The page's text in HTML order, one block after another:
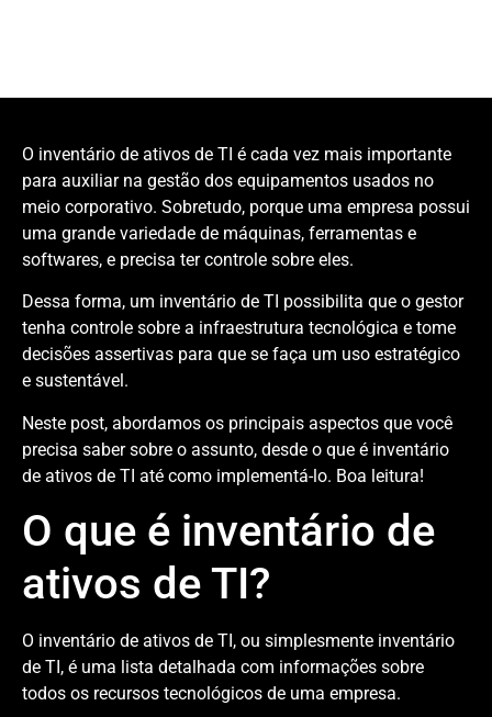
O inventário de ativos de TI é cada vez mais importante
para auxiliar na gestão dos equipamentos usados no
meio corporativo. Sobretudo, porque uma empresa possui
uma grande variedade de máquinas, ferramentas e
softwares, e precisa ter controle sobre eles.
Dessa forma, um inventário de TI possibilita que o gestor
tenha controle sobre a infraestrutura tecnológica e tome
decisões assertivas para que se faça um uso estratégico
e sustentável.
Neste post, abordamos os principais aspectos que você
precisa saber sobre o assunto, desde o que é inventário
de ativos de TI até como implementá-lo. Boa leitura!
O que é inventário de
ativos de TI?
O inventário de ativos de TI, ou simplesmente inventário
de TI, é uma lista detalhada com informações sobre
todos os recursos tecnológicos de uma empresa.